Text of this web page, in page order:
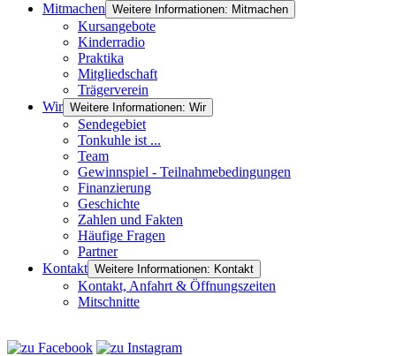
Mitmachen Weitere Informationen: Mitmachen
Kursangebote
Kinderradio
Praktika
Mitgliedschaft
Trägerverein
Wir Weitere Informationen: Wir
Sendegebiet
Tonkuhle ist ...
Team
Gewinnspiel - Teilnahmebedingungen
Finanzierung
Geschichte
Zahlen und Fakten
Häufige Fragen
Partner
Kontakt Weitere Informationen: Kontakt
Kontakt, Anfahrt & Öffnungszeiten
Mitschnitte